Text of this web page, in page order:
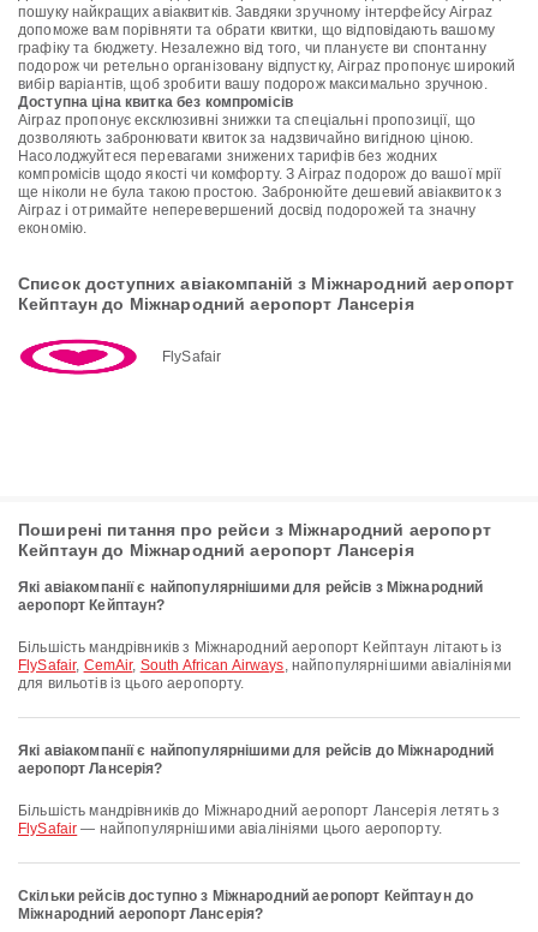
пошуку найкращих авіаквитків. Завдяки зручному інтерфейсу Airpaz
допоможе вам порівняти та обрати квитки, що відповідають вашому
графіку та бюджету. Незалежно від того, чи плануєте ви спонтанну
подорож чи ретельно організовану відпустку, Airpaz пропонує широкий
вибір варіантів, щоб зробити вашу подорож максимально зручною.
Доступна ціна квитка без компромісів
Airpaz пропонує ексклюзивні знижки та спеціальні пропозиції, що
дозволяють забронювати квиток за надзвичайно вигідною ціною.
Насолоджуйтеся перевагами знижених тарифів без жодних
компромісів щодо якості чи комфорту. З Airpaz подорож до вашої мрії
ще ніколи не була такою простою. Забронюйте дешевий авіаквиток з
Airpaz і отримайте неперевершений досвід подорожей та значну
економію.
Список доступних авіакомпаній з Міжнародний аеропорт
Кейптаун до Міжнародний аеропорт Лансерія
FlySafair
Поширені питання про рейси з Міжнародний аеропорт
Кейптаун до Міжнародний аеропорт Лансерія
Які авіакомпанії є найпопулярнішими для рейсів з Міжнародний
аеропорт Кейптаун?
Більшість мандрівників з Міжнародний аеропорт Кейптаун літають із
FlySafair, CemAir, South African Airways, найпопулярнішими авіалініями
для вильотів із цього аеропорту.
Які авіакомпанії є найпопулярнішими для рейсів до Міжнародний
аеропорт Лансерія?
Більшість мандрівників до Міжнародний аеропорт Лансерія летять з
FlySafair — найпопулярнішими авіалініями цього аеропорту.
Скільки рейсів доступно з Міжнародний аеропорт Кейптаун до
Міжнародний аеропорт Лансерія?